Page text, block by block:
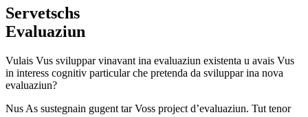
Servetschs
Evaluaziun
Vulais Vus sviluppar vinavant ina evaluaziun existenta u avais Vus
in interess cognitiv particular che pretenda da sviluppar ina nova
evaluaziun?
Nus As sustegnain gugent tar Voss project d’evaluaziun. Tut tenor